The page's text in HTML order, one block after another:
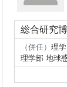
総合研究
（併任） 理
理学部 地球